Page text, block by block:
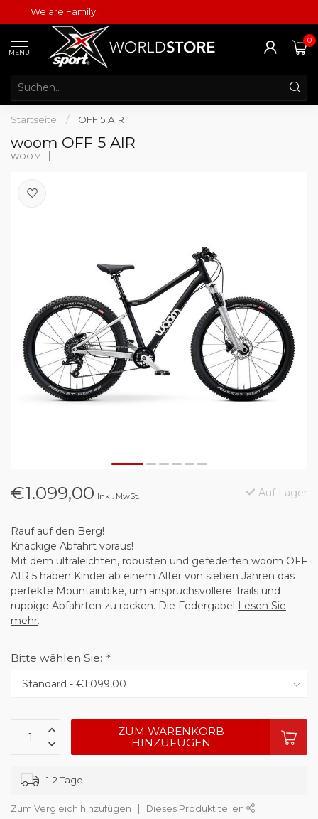
We are Family!
MENU
0
Startseite / OFF 5 AIR
woom OFF 5 AIR
WOOM
€1.099,00 Inkl. MwSt. Auf Lager
Rauf auf den Berg!
Knackige Abfahrt voraus!
Mit dem ultraleichten, robusten und gefederten woom OFF
AIR 5 haben Kinder ab einem Alter von sieben Jahren das
perfekte Mountainbike, um anspruchsvollere Trails und
ruppige Abfahrten zu rocken. Die Federgabel Lesen Sie
mehr.
Bitte wählen Sie: *
ZUM WARENKORB
HINZUFÜGEN
1-2 Tage
Zum Vergleich hinzufügen Dieses Produkt teilen